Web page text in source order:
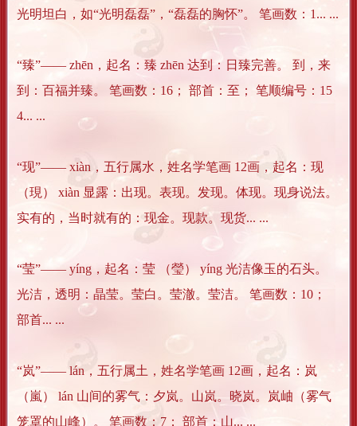
光明坦白，如“光明磊磊”，“磊磊的胸怀”。 笔画数：1... ...
“臻”―― zhēn，起名：臻 zhēn 达到：日臻完善。 到，来
到：百福并臻。 笔画数：16； 部首：至； 笔顺编号：15
4... ...
“现”―― xiàn，五行属水，姓名学笔画 12画，起名：现
（現） xiàn 显露：出现。表现。发现。体现。现身说法。
实有的，当时就有的：现金。现款。现货... ...
“莹”―― yíng，起名：莹 （瑩） yíng 光洁像玉的石头。
光洁，透明：晶莹。莹白。莹澈。莹洁。 笔画数：10；
部首... ...
“岚”―― lán，五行属土，姓名学笔画 12画，起名：岚
（嵐） lán 山间的雾气：夕岚。山岚。晓岚。岚岫（雾气
笼罩的山峰）。 笔画数：7； 部首：山... ...